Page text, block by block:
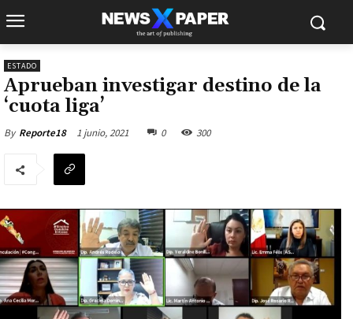
ESTADO
Aprueban investigar destino de la
‘cuota liga’
By Reporte18 1 junio, 2021 0 300